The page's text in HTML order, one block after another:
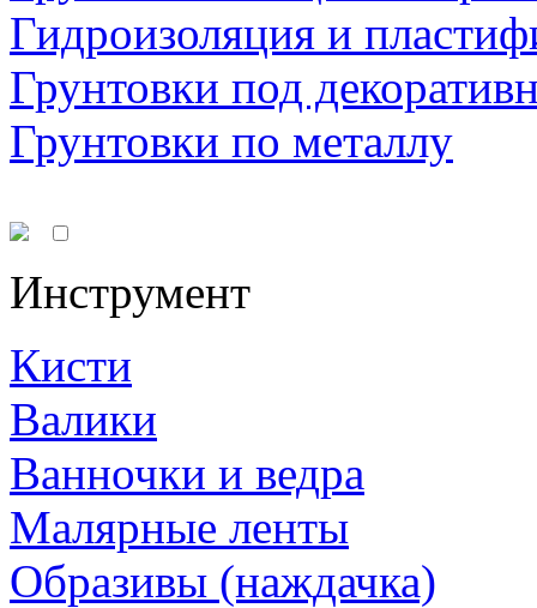
Гидроизоляция и
Грунтовки под
Грунтовки по металлу
Инструмент
Кисти
Валики
Ванночки и ведра
Малярные ленты
Образивы (наждачка)